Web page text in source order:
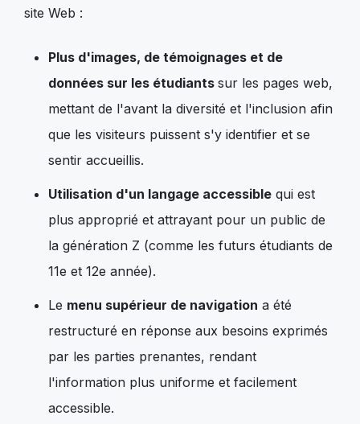
site Web :
Plus d'images, de témoignages et de
données sur les étudiants sur les pages web,
mettant de l'avant la diversité et l'inclusion afin
que les visiteurs puissent s'y identifier et se
sentir accueillis.
Utilisation d'un langage accessible qui est
plus approprié et attrayant pour un public de
la génération Z (comme les futurs étudiants de
11e et 12e année).
Le menu supérieur de navigation a été
restructuré en réponse aux besoins exprimés
par les parties prenantes, rendant
l'information plus uniforme et facilement
accessible.